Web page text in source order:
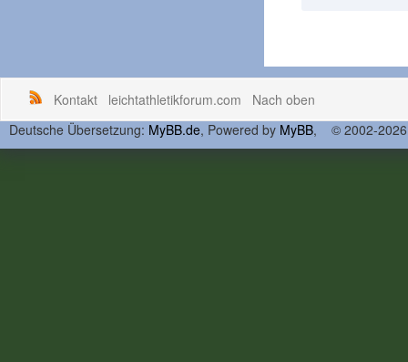
Kontakt leichtathletikforum.com
Nach oben
Deutsche Übersetzung: MyBB.de, Powered by MyBB, © 2002-